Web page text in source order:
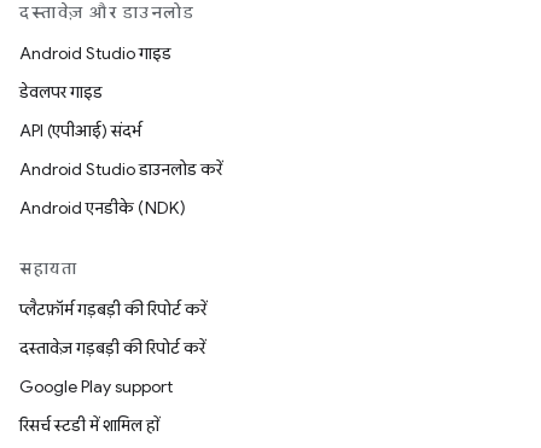
दस्तावेज़ और डाउनलोड
Android Studio गाइड
डेवलपर गाइड
API (एपीआई) संदर्भ
Android Studio डाउनलोड करें
Android एनडीके (NDK)
सहायता
प्लैटफ़ॉर्म गड़बड़ी की रिपोर्ट करें
दस्तावेज़ गड़बड़ी की रिपोर्ट करें
Google Play support
रिसर्च स्टडी में शामिल हों